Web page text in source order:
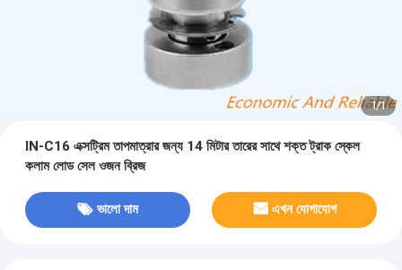
1/1
IN-C16 এক্সট্রিম তাপমাত্রার জন্য 14 মিটার তারের সাথে শক্ত ট্রাক স্কেল
কলাম লোড সেল ওজন ব্রিজ
ভালো দাম এখন যোগাযোগ